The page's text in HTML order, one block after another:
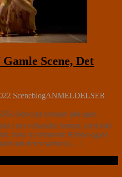
Scene, Det
SceneblogANMELDELSER
koncept rammer plet igen.
i det velkendte format, med små
hvor balletmester Hübbe og de
om deres værker,[…]